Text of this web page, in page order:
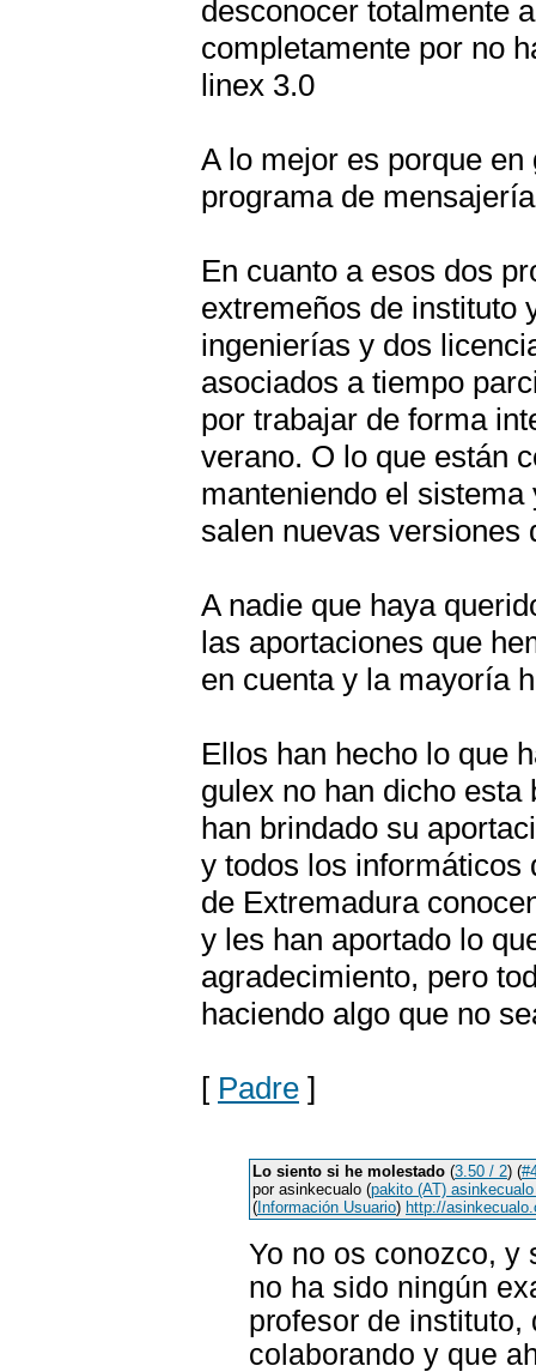
desconocer totalmente
completamente por no
linex 3.0
A lo mejor es porque
programa de
En cuanto a esos dos
extremeños de instituto
ingenierías y dos
asociados a tiempo
por trabajar de forma
verano. O lo que están
manteniendo el
salen nuevas versiones
A nadie que haya
las aportaciones que
en cuenta y la mayoría
Ellos han hecho lo que
gulex no han dicho
han brindado su
y todos los informáticos
de Extremadura
y les han aportado lo
agradecimiento, pero
haciendo algo que no
[ Padre ]
Lo siento si he molestado (3.50 / 2) (
por asinkecualo (pakito (AT)
( Información Usuario) http://
Yo no os conozco, y
no ha sido ningún
profesor de instituto,
colaborando y que